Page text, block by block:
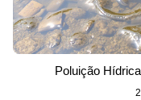
Poluição